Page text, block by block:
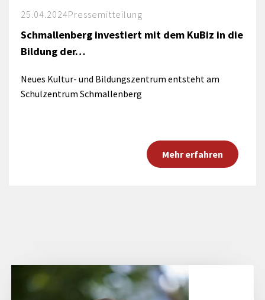
25.04.2024Pressemitteilung
Schmallenberg investiert mit dem KuBiz in die
Bildung der…
Neues Kultur- und Bildungszentrum entsteht am
Schulzentrum Schmallenberg
Mehr erfahren